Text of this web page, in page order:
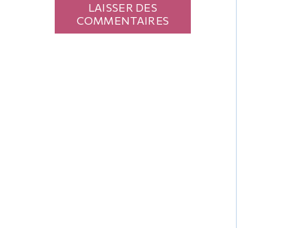
LAISSER DES
COMMENTAIRES